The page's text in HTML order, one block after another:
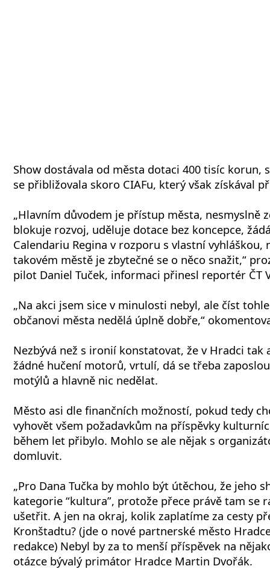
Show dostávala od města dotaci 400 tisíc korun,
se přibližovala skoro CIAFu, který však získával
„Hlavním důvodem je přístup města, nesmyslně
blokuje rozvoj, uděluje dotace bez koncepce,
Calendariu Regina v rozporu s vlastní vyhláškou,
takovém městě je zbytečné se o něco snažit,“
pilot Daniel Tuček, informaci přinesl reportér ČT
„Na akci jsem sice v minulosti nebyl, ale číst
občanovi města nedělá úplně dobře,“
Nezbývá než s ironií konstatovat, že v Hradci tak
žádné hučení motorů, vrtulí, dá se třeba
motýlů a hlavně nic nedělat.
Město asi dle finančních možností, pokud tedy
vyhovět všem požadavkům na příspěvky
během let přibylo. Mohlo se ale nějak s
domluvit.
„Pro Dana Tučka by mohlo být útěchou, že jeho
kategorie “kultura”, protože přece právě tam se
ušetřit. A jen na okraj, kolik zaplatíme za cesty
Kronštadtu? (jde o nové partnerské město
redakce) Nebyl by za to menší příspěvek na
otázce bývalý primátor Hradce Martin Dvořák.